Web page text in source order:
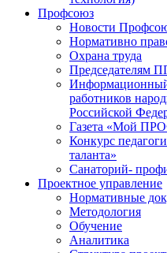
Профсоюз
Новости
Нормативно
Охрана труда
Председателям
работников
Российской
Газета «Мой
Конкурс
таланта»
Санаторий-
Проектное управление
Нормативные
Методология
Обучение
Аналитика